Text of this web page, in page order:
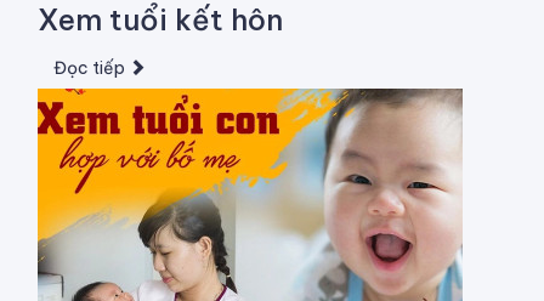
Xem tuổi kết hôn
Đọc tiếp